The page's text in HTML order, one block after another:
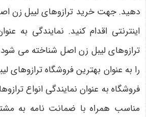
دهید. جهت خرید ترازوهای لیبل زن
اینترنتی اقدام کنید. نمایندگی به
ترازوهای لیبل زن اصل شناخته می
را به عنوان بهترین فروشگاه ترازوهای
فروشگاه به عنوان نمایندگی انواع
مناسب همراه با ضمانت نامه به